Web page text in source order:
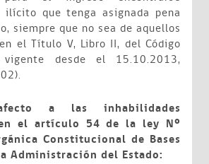
ilícito que tenga asignada pena
siempre que no sea de aquellos
el Título V, Libro II, del Código
vigente desde el 15.10.2013,
a las inhabilidades
el artículo 54 de la ley Nº
Constitucional de Bases
Administración del Estado: